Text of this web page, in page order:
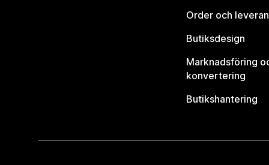
Order och
Butiksdesign
Marknadsföring
konvertering
Butikshantering